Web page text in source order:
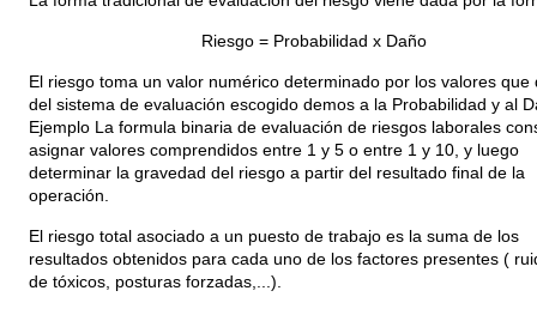
Riesgo = Probabilidad x Daño
El riesgo toma un valor numérico determinado por los valores que
del sistema de evaluación escogido demos a la Probabilidad y al
Ejemplo La formula binaria de evaluación de riesgos laborales
asignar valores comprendidos entre 1 y 5 o entre 1 y 10, y luego
determinar la gravedad del riesgo a partir del resultado final de la
operación.
El riesgo total asociado a un puesto de trabajo es la suma de los
resultados obtenidos para cada uno de los factores presentes (
de tóxicos, posturas forzadas,...).